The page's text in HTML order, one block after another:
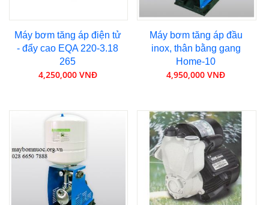
Máy bơm tăng áp điện tử
- đẩy cao EQA 220-3.18
265
4,250,000 VNĐ
Máy bơm tăng áp đầu
inox, thân bằng gang
Home-10
4,950,000 VNĐ